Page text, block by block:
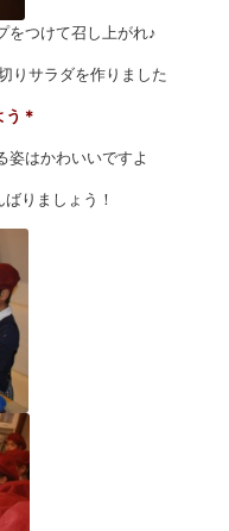
つけて召し上がれ♪
りサラダを作りました
＊
はかわいいですよ
りましょう！